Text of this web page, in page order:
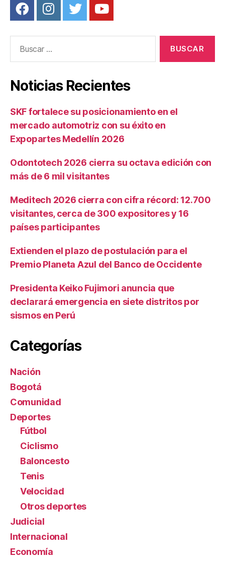
Noticias Recientes
SKF fortalece su posicionamiento en el
mercado automotriz con su éxito en
Expopartes Medellín 2026
Odontotech 2026 cierra su octava edición con
más de 6 mil visitantes
Meditech 2026 cierra con cifra récord: 12.700
visitantes, cerca de 300 expositores y 16
países participantes
Extienden el plazo de postulación para el
Premio Planeta Azul del Banco de Occidente
Presidenta Keiko Fujimori anuncia que
declarará emergencia en siete distritos por
sismos en Perú
Categorías
Nación
Bogotá
Comunidad
Deportes
Fútbol
Ciclismo
Baloncesto
Tenis
Velocidad
Otros deportes
Judicial
Internacional
Economía